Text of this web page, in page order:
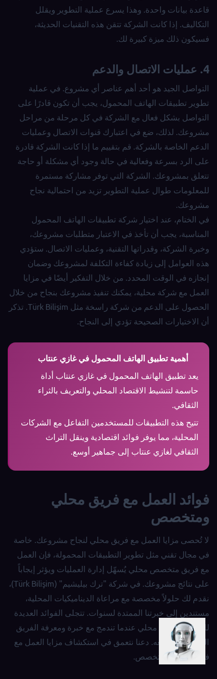
قاعدة بيانات واحدة. وهذا يسرع عملية التطوير ويقلل
التكاليف. إذا كانت الشركة تتقن هذه التقنيات الحديثة،
فسيكون ذلك ميزة كبيرة لك.
4. عمليات الاتصال والدعم
التواصل الجيد هو أحد أهم عناصر أي مشروع. في عملية
تطوير تطبيقات الهاتف المحمول، يجب أن تكون قادرًا على
التواصل بشكل فعال مع الشركة في كل مرحلة من مراحل
مشروعك. لذلك، ضع في اعتبارك قنوات الاتصال وعمليات
الدعم الخاصة بالشركة. قم بتقييم ما إذا كانت الشركة قادرة
على الرد بسرعة وفعالية في حالة وجود أي مشكلة أو حاجة
تتعلق بمشروعك. الشركة التي توفر مشاركة مستمرة
للمعلومات طوال عملية التطوير تزيد من احتمالية نجاح
مشروعك.
في الختام، عند اختيار شركة تطبيقات الهاتف المحمول
المناسبة، يجب أن تأخذ في الاعتبار متطلبات مشروعك،
وخبرة الشركة، وقدراتها التقنية، وعمليات الاتصال. ستؤدي
هذه العوامل إلى زيادة كفاءة التكلفة لمشروعك وضمان
إنجازه في الوقت المحدد. من خلال التفكير أيضًا في مزايا
العمل مع شركة محلية، يمكنك تنفيذ مشروعك بنجاح من خلال
الحصول على الدعم من شركة راسخة مثل Türk Bilişim. تذكر
أن الاختيارات الصحيحة تؤدي إلى النجاح.
أهمية تطبيق الهاتف المحمول في غازي عنتاب
يعد تطبيق الهاتف المحمول في غازي عنتاب أداة
حاسمة لتنشيط الاقتصاد المحلي والتعريف بالثراء
الثقافي.
تتيح هذه التطبيقات للمستخدمين التفاعل مع الشركات
المحلية، مما يوفر فوائد اقتصادية وينقل التراث
الثقافي لغازي عنتاب إلى جماهير أوسع.
فوائد العمل مع فريق محلي
ومتخصص
لا تُحصى مزايا العمل مع فريق محلي لنجاح مشروعك. خاصة
في مجال تقني مثل تطوير التطبيقات المحمولة، فإن العمل
مع فريق متخصص محلي يُسهّل إدارة العمليات ويؤثر إيجاباً
على نتائج مشروعك. في شركة "ترك بيليشيم" (Türk Bilişim)،
نقدم لك حلولاً مخصصة مع مراعاة الديناميكيات المحلية،
مستندين إلى خبرتنا الممتدة لسنوات. تتجلى الفوائد العديدة
للعمل مع فريق محلي عندما تندمج مع خبرة ومعرفة الفريق
الذي ستعمل معه. دعنا نتعمق في استكشاف مزايا العمل مع
فريق محلي ومتخصص.